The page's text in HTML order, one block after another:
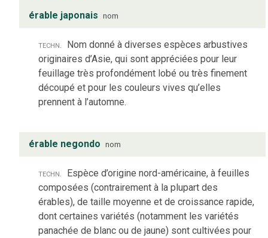
érable japonais nom
techn. Nom donné à diverses espèces arbustives
originaires d’Asie, qui sont appréciées pour leur
feuillage très profondément lobé ou très finement
découpé et pour les couleurs vives qu’elles
prennent à l’automne.
érable negondo nom
techn. Espèce d’origine nord-américaine, à feuilles
composées (contrairement à la plupart des
érables), de taille moyenne et de croissance rapide,
dont certaines variétés (notamment les variétés
panachée de blanc ou de jaune) sont cultivées pour